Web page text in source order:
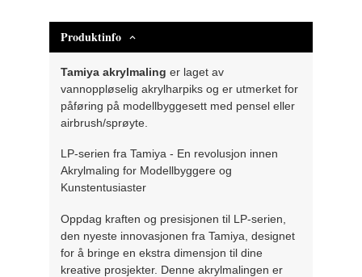
Produktinfo
Tamiya akrylmaling er laget av
vannoppløselig akrylharpiks og er utmerket for
påføring på modellbyggesett med pensel eller
airbrush/sprøyte.
LP-serien fra Tamiya - En revolusjon innen
Akrylmaling for Modellbyggere og
Kunstentusiaster
Oppdag kraften og presisjonen til LP-serien,
den nyeste innovasjonen fra Tamiya, designet
for å bringe en ekstra dimensjon til dine
kreative prosjekter. Denne akrylmalingen er